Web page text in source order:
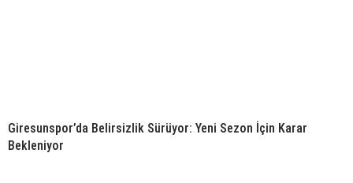
Giresunspor’da Belirsizlik Sürüyor: Yeni Sezon İçin Karar
Bekleniyor